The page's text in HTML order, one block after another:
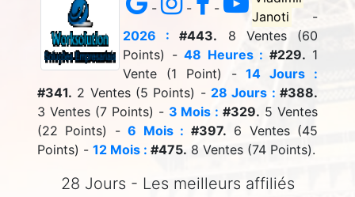
- - -
Janoti
-
2026 : #443. 8 Ventes (60
Points) - 48 Heures : #229. 1
Vente (1 Point) -14 Jours :
#341. 2 Ventes (5 Points) - 28 Jours : #388.
3 Ventes (7 Points) - 3 Mois : #329. 5 Ventes
(22 Points) -6 Mois : #397. 6 Ventes (45
Points) - 12 Mois : #475. 8 Ventes (74 Points).
28 Jours - Les meilleurs affiliés